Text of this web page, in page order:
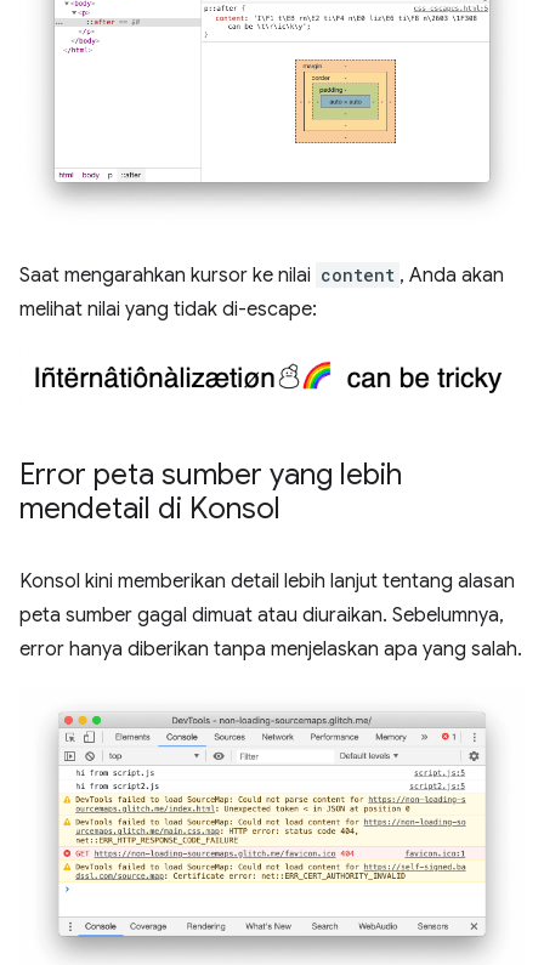
Saat mengarahkan kursor ke nilai content , Anda akan
melihat nilai yang tidak di-escape:
Error peta sumber yang lebih
mendetail di Konsol
Konsol kini memberikan detail lebih lanjut tentang alasan
peta sumber gagal dimuat atau diuraikan. Sebelumnya,
error hanya diberikan tanpa menjelaskan apa yang salah.